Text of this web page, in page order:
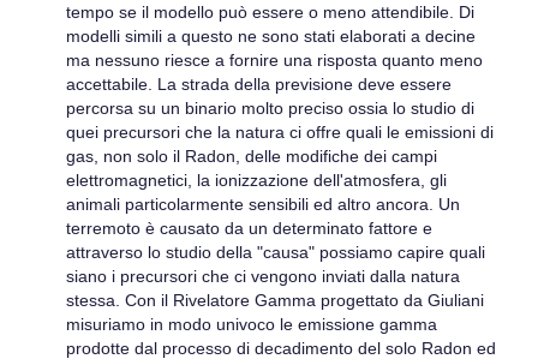
tempo se il modello può essere o meno attendibile. Di
modelli simili a questo ne sono stati elaborati a decine
ma nessuno riesce a fornire una risposta quanto meno
accettabile. La strada della previsione deve essere
percorsa su un binario molto preciso ossia lo studio di
quei precursori che la natura ci offre quali le emissioni di
gas, non solo il Radon, delle modifiche dei campi
elettromagnetici, la ionizzazione dell'atmosfera, gli
animali particolarmente sensibili ed altro ancora. Un
terremoto è causato da un determinato fattore e
attraverso lo studio della "causa" possiamo capire quali
siano i precursori che ci vengono inviati dalla natura
stessa. Con il Rivelatore Gamma progettato da Giuliani
misuriamo in modo univoco le emissione gamma
prodotte dal processo di decadimento del solo Radon ed